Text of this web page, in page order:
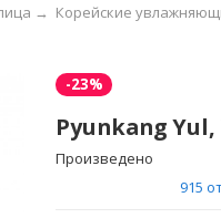
→ Корейские
-23%
Pyunkang
Произведено
915